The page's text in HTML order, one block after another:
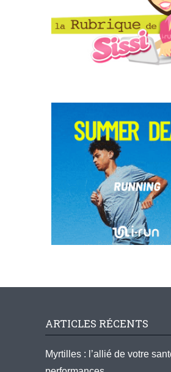
ARTICLES RÉCENTS
Myrtilles : l’allié de votre